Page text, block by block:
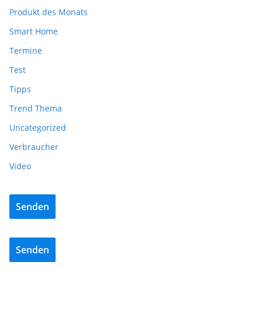
Produkt des Monats
Smart Home
Termine
Test
Tipps
Trend Thema
Uncategorized
Verbraucher
Video
Senden
Senden